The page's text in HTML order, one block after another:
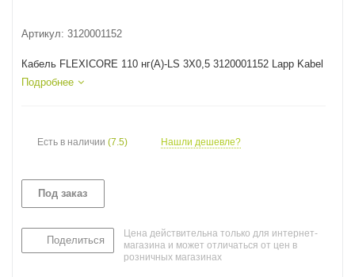
Артикул: 3120001152
Кабель FLEXICORE 110 нг(А)-LS 3X0,5 3120001152 Lapp Kabel
Подробнее
Есть в наличии (7.5) Нашли дешевле?
Под заказ
Поделиться
Цена действительна только для интернет-
магазина и может отличаться от цен в
розничных магазинах